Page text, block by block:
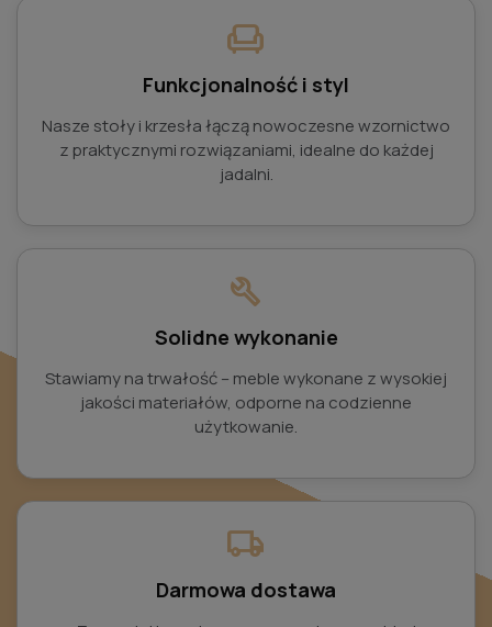
chair
Funkcjonalność i styl
Nasze stoły i krzesła łączą nowoczesne wzornictwo
z praktycznymi rozwiązaniami, idealne do każdej
jadalni.
build
Solidne wykonanie
Stawiamy na trwałość – meble wykonane z wysokiej
jakości materiałów, odporne na codzienne
użytkowanie.
local_shipping
Darmowa dostawa